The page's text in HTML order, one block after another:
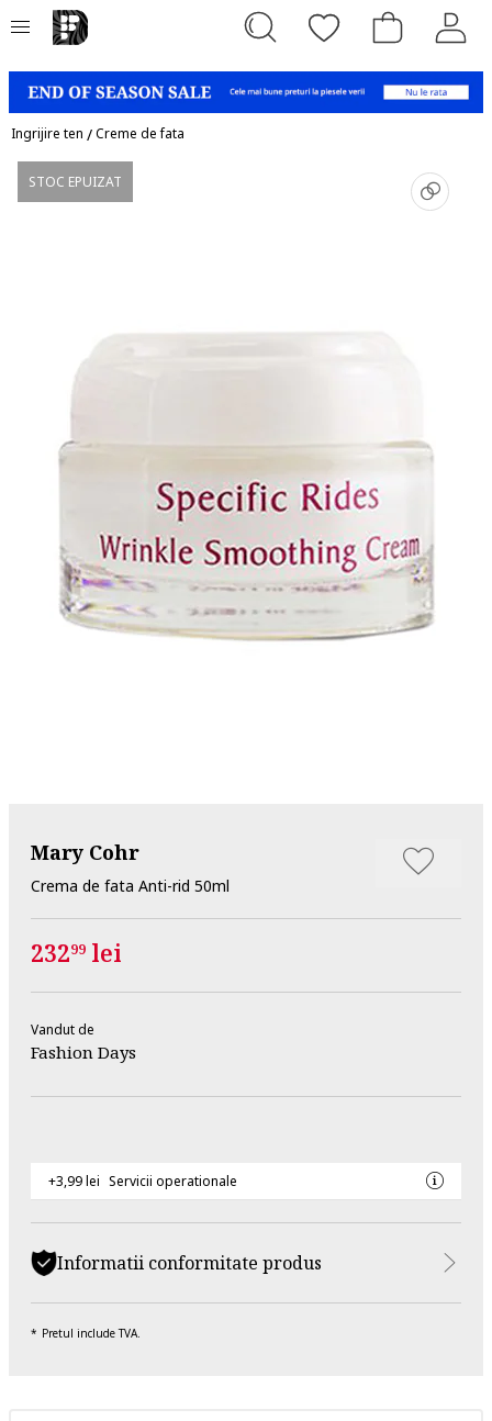
Ingrijire ten /Creme de fata
STOC EPUIZAT
Mary Cohr
Crema de fata Anti-rid 50ml
23299 lei
Vandut de
Fashion Days
+3,99 lei Servicii operationale
Informatii conformitate produs
Pretul include TVA.